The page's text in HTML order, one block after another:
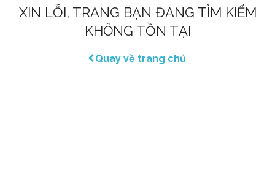
XIN LỖI, TRANG BẠN ĐANG TÌM KIẾM
KHÔNG TỒN TẠI
Quay về trang chủ